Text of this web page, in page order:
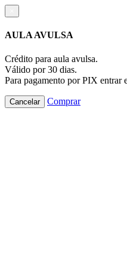
AULA AVULSA
Crédito para aula avulsa.
Válido por 30 dias.
Para pagamento por PIX entrar
Cancelar Comprar